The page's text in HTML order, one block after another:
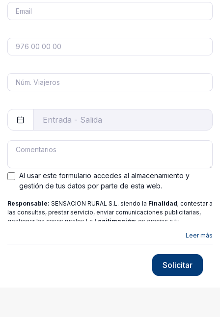
Al usar este formulario accedes al almacenamiento y
gestión de tus datos por parte de esta web.
Responsable: SENSACION RURAL S.L. siendo la Finalidad; contestar a
las consultas, prestar servicio, enviar comunicaciones publicitarias,
gestionar las casas rurales La Legitimación; es gracias a tu
de Acceso,
política de privacidad
Leer más
Solicitar